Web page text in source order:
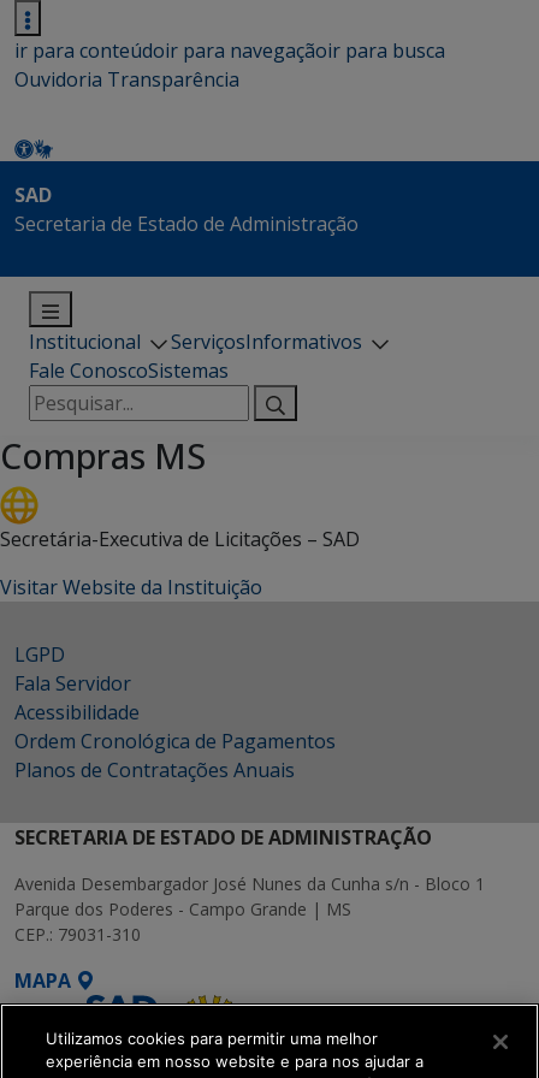
ir para conteúdoir para navegaçãoir para busca
Ouvidoria Transparência
SAD
Secretaria de Estado de Administração
Institucional ServiçosInformativos
Fale ConoscoSistemas
Pesquisar
por:
Compras MS
Secretária-Executiva de Licitações – SAD
Visitar Website da Instituição
LGPD
Fala Servidor
Acessibilidade
Ordem Cronológica de Pagamentos
Planos de Contratações Anuais
SECRETARIA DE ESTADO DE ADMINISTRAÇÃO
Avenida Desembargador José Nunes da Cunha s/n - Bloco 1
Parque dos Poderes - Campo Grande | MS
CEP.: 79031-310
MAPA
Utilizamos cookies para permitir uma melhor
experiência em nosso website e para nos ajudar a